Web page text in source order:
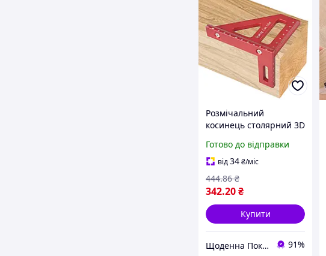
Розмічальний
косинець столярний 3D
косинець / кутомір Red
щоденна 4133978
покупка шоп.
Готово до відправки
від34₴/міс
342.20₴
444.86 ₴
Купити
Щоденна Покупка 91%